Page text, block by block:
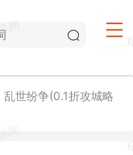
乱世纷争(0.1折攻城略